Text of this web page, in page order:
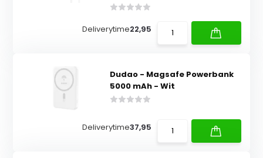
Deliverytime22,95
Dudao - Magsafe Powerbank
5000 mAh - Wit
Deliverytime37,95